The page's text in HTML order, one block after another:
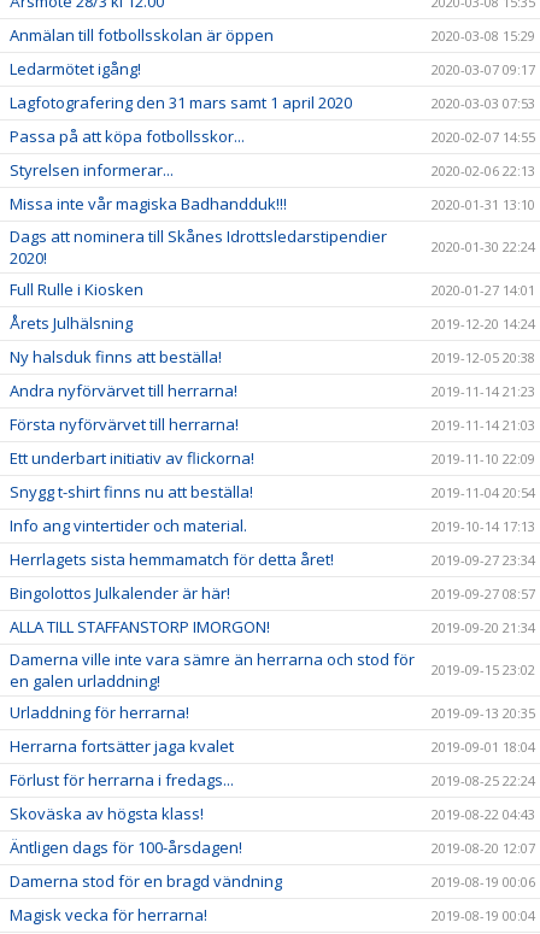
Anmälan till fotbollsskolan är öppen 2020-03-08 15:29
Ledarmötet igång! 2020-03-07 09:17
Lagfotografering den 31 mars samt 1 april 2020 2020-03-03 07:53
Passa på att köpa fotbollsskor... 2020-02-07 14:55
Styrelsen informerar... 2020-02-06 22:13
Missa inte vår magiska Badhandduk!!! 2020-01-31 13:10
Dags att nominera till Skånes Idrottsledarstipendier
2020!
2020-01-30 22:24
Full Rulle i Kiosken 2020-01-27 14:01
Årets Julhälsning 2019-12-20 14:24
Ny halsduk finns att beställa! 2019-12-05 20:38
Andra nyförvärvet till herrarna! 2019-11-14 21:23
Första nyförvärvet till herrarna! 2019-11-14 21:03
Ett underbart initiativ av flickorna! 2019-11-10 22:09
Snygg t-shirt finns nu att beställa! 2019-11-04 20:54
Info ang vintertider och material. 2019-10-14 17:13
Herrlagets sista hemmamatch för detta året! 2019-09-27 23:34
Bingolottos Julkalender är här! 2019-09-27 08:57
ALLA TILL STAFFANSTORP IMORGON! 2019-09-20 21:34
Damerna ville inte vara sämre än herrarna och stod för
en galen urladdning!
2019-09-15 23:02
Urladdning för herrarna! 2019-09-13 20:35
Herrarna fortsätter jaga kvalet 2019-09-01 18:04
Förlust för herrarna i fredags... 2019-08-25 22:24
Skoväska av högsta klass! 2019-08-22 04:43
Äntligen dags för 100-årsdagen! 2019-08-20 12:07
Damerna stod för en bragd vändning 2019-08-19 00:06
Magisk vecka för herrarna! 2019-08-19 00:04